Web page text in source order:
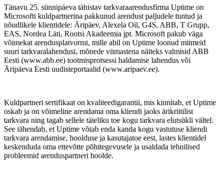
Tänavu 25. sünnipäeva tähistav tarkvaraarendusfirma Uptime on
Microsofti kuldpartnerina pakkunud arendust paljudele tuntud ja
nõudlikele klientidele: Äripäev, Alexela Oil, G4S, ABB, T Grupp,
EAS, Nordea Läti, Rootsi Akadeemia jpt. Microsoft pakub väga
võimekat arendusplatvormi, mille abil on Uptime loonud mitmeid
suuri tarkvaralahendusi, mõnede viimastena näiteks valmisid ABB
Eesti (www.abb.ee) tootmisprotsessi haldamise lahendus või
Äripäeva Eesti uudisteportaalid (www.aripaev.ee).
Kuldpartneri sertifikaat on kvaliteedigarantii, mis kinnitab, et Uptime
oskab ja on võimeline arendama oma kliendi jaoks ärikriitilist
tarkvara ning tagab sellele täieliku toe kogu tarkvara elutsükli vältel.
See tähendab, et Uptime võtab enda kanda kogu vastutuse kliendi
tarkvara arendamise, hoolduse ja kasutajatoe eest, lastes klientidel
keskenduda oma ettevõtte põhitegevusele ja usaldada tehnilised
probleemid arenduspartneri hoolde.